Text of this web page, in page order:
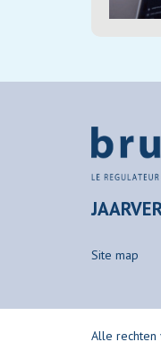
Site map
Alle